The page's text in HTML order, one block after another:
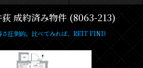
成約済み物件 (8063-213)
圧倒的。比べてみれば、REIT FIND